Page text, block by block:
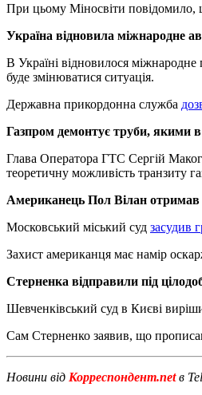
При цьому Міносвіти повідомило,
Україна відновила міжнародне
В Україні відновилося міжнародне
буде змінюватися ситуація.
Державна прикордонна служба
Газпром демонтує труби, якими в
Глава Оператора ГТС Сергій
теоретичну можливість транзиту
Американець Пол Вілан отримав
Московський міський суд засудив
Захист американця має намір
Стерненка відправили під
Шевченківський суд в Києві
Сам Стерненко заявив, що
Новини від Корреспондент.netв